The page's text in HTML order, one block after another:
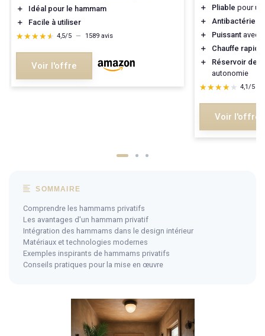
＋
Idéal pour le hammam
＋
Facile à utiliser
★★★★★
★★★★★ 4,5/5 — 1589 avis
Voir l'offre
＋ Pliable pour
＋
Antibactérien
＋
Puissant avec
＋
Chauffe rapide
＋
Réservoir de
autonomie
★★★★★
★★★★★ 4,1/5
Voir l'offre
SOMMAIRE
Comprendre les hammams privatifs
Les avantages d'un hammam privatif
Intégration des hammams dans le design intérieur
Matériaux et technologies modernes
Exemples inspirants de hammams privatifs
Conseils pratiques pour la mise en œuvre